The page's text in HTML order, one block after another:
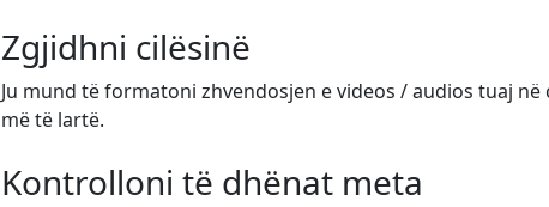
Zgjidhni cilësinë
Ju mund të formatoni zhvendosjen e videos / audios tuaj
më të lartë.
Kontrolloni të dhënat meta